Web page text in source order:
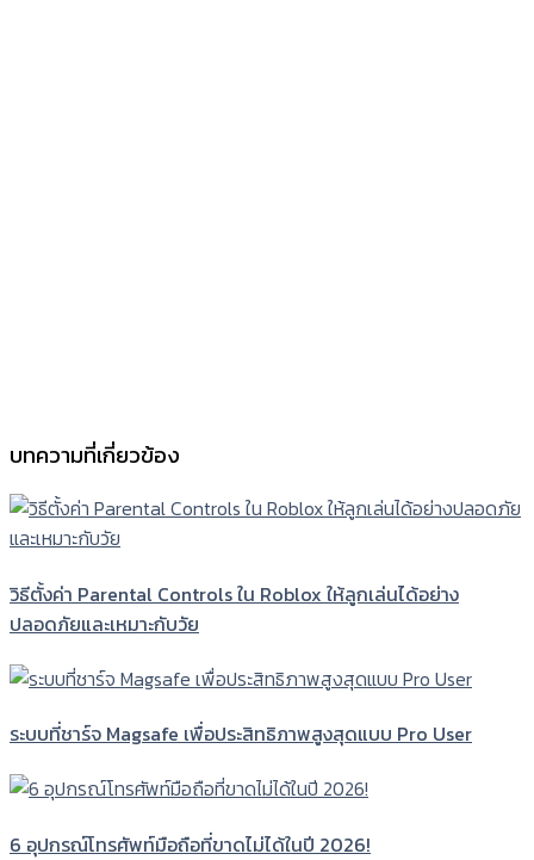
บทความที่เกี่ยวข้อง
วิธีตั้งค่า Parental Controls ใน Roblox ให้ลูกเล่นได้อย่าง
ปลอดภัยและเหมาะกับวัย
ระบบที่ชาร์จ Magsafe เพื่อประสิทธิภาพสูงสุดแบบ Pro User
6 อุปกรณ์โทรศัพท์มือถือที่ขาดไม่ได้ในปี 2026!